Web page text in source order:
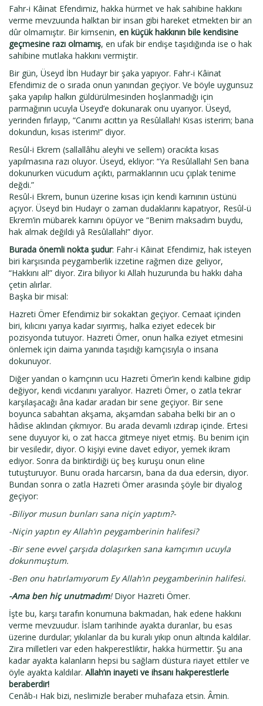
Fahr-i Kâinat Efendimiz, hakka hürmet ve hak sahibine hakkını
verme mevzuunda halktan bir insan gibi hareket etmekten bir an
dûr olmamıştır. Bir kimsenin, en küçük hakkının bile kendisine
geçmesine razı olmamış, en ufak bir endişe taşıdığında ise o hak
sahibine mutlaka hakkını vermiştir.
Bir gün, Üseyd İbn Hudayr bir şaka yapıyor. Fahr-i Kâinat
Efendimiz de o sırada onun yanından geçiyor. Ve böyle uygunsuz
şaka yapılıp halkın güldürülmesinden hoşlanmadığı için
parmağının ucuyla Üseyd’e dokunarak onu uyarıyor. Üseyd,
yerinden fırlayıp, “Canımı acıttın ya Resûlallah! Kısas isterim; bana
dokundun, kısas isterim!” diyor.
Resûl-i Ekrem (sallallâhu aleyhi ve sellem) oracıkta kısas
yapılmasına razı oluyor. Üseyd, ekliyor: “Ya Resûlallah! Sen bana
dokunurken vücudum açıktı, parmaklarının ucu çıplak tenime
değdi.”
Resûl-i Ekrem, bunun üzerine kısas için kendi karnının üstünü
açıyor. Üseyd bin Hudayr o zaman dudaklarını kapatıyor, Resûl-ü
Ekrem’in mübarek karnını öpüyor ve “Benim maksadım buydu,
hak almak değildi yâ Resûlallah!” diyor.
Burada önemli nokta şudur: Fahr-i Kâinat Efendimiz, hak isteyen
biri karşısında peygamberlik izzetine rağmen dize geliyor,
“Hakkını al!” diyor. Zira biliyor ki Allah huzurunda bu hakkı daha
çetin alırlar.
Başka bir misal:
Hazreti Ömer Efendimiz bir sokaktan geçiyor. Cemaat içinden
biri, kılıcını yarıya kadar sıyırmış, halka eziyet edecek bir
pozisyonda tutuyor. Hazreti Ömer, onun halka eziyet etmesini
önlemek için daima yanında taşıdığı kamçısıyla o insana
dokunuyor.
Diğer yandan o kamçının ucu Hazreti Ömer’in kendi kalbine gidip
değiyor, kendi vicdanını yaralıyor. Hazreti Ömer, o zatla tekrar
karşılaşacağı âna kadar aradan bir sene geçiyor. Bir sene
boyunca sabahtan akşama, akşamdan sabaha belki bir an o
hâdise aklından çıkmıyor. Bu arada devamlı ızdırap içinde. Ertesi
sene duyuyor ki, o zat hacca gitmeye niyet etmiş. Bu benim için
bir vesiledir, diyor. O kişiyi evine davet ediyor, yemek ikram
ediyor. Sonra da biriktirdiği üç beş kuruşu onun eline
tutuşturuyor. Bunu orada harcarsın, bana da dua edersin, diyor.
Bundan sonra o zatla Hazreti Ömer arasında şöyle bir diyalog
geçiyor:
-Biliyor musun bunları sana niçin yaptım?-
-Niçin yaptın ey Allah’ın peygamberinin halifesi?
-Bir sene evvel çarşıda dolaşırken sana kamçımın ucuyla
dokunmuştum.
-Ben onu hatırlamıyorum Ey Allah’ın peygamberinin halifesi.
-Ama ben hiç unutmadım!Diyor Hazreti Ömer.
İşte bu, karşı tarafın konumuna bakmadan, hak edene hakkını
verme mevzuudur. İslam tarihinde ayakta duranlar, bu esas
üzerine durdular; yıkılanlar da bu kuralı yıkıp onun altında kaldılar.
Zira milletleri var eden hakperestliktir, hakka hürmettir. Şu ana
kadar ayakta kalanların hepsi bu sağlam düstura riayet ettiler ve
öyle ayakta kaldılar. Allah’ın inayeti ve ihsanı hakperestlerle
beraberdir!
Cenâb-ı Hak bizi, neslimizle beraber muhafaza etsin. Âmin.